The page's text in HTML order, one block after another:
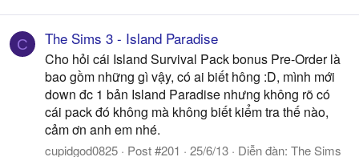
C The Sims 3 - Island Paradise
Cho hỏi cái Island Survival Pack bonus Pre-Order là
bao gồm những gì vậy, có ai biết hông :D, mình mới
down đc 1 bản Island Paradise nhưng không rõ có
cái pack đó không mà không biết kiểm tra thế nào,
cảm ơn anh em nhé.
cupidgod0825 Post #201 25/6/13 Diễn đàn: The Sims